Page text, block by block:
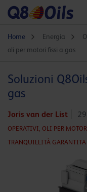
Home Energia
oli per motori fissi a gas
Soluzioni
gas
Joris van der List
OPERATIVI, OLI PER
TRANQUILLITÀ GARANTITA